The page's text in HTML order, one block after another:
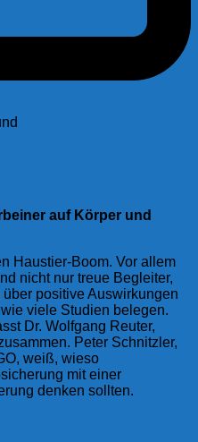
auf Körper und
Haustier-Boom. Vor allem
nicht nur treue Begleiter,
positive Auswirkungen
viele Studien belegen.
Dr. Wolfgang Reuter,
Peter Schnitzler,
weiß, wieso
mit einer
denken sollten.